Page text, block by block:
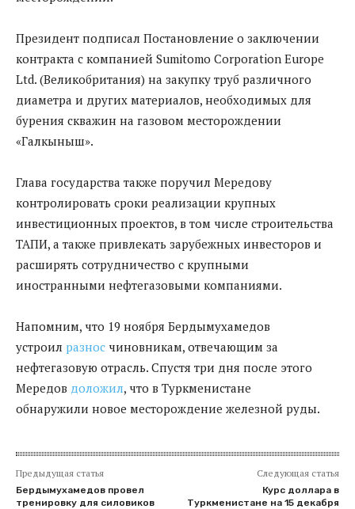
Президент подписал Постановление о заключении
контракта с компанией Sumitomo Corporation Europe
Ltd. (Великобритания) на закупку труб различного
диаметра и других материалов, необходимых для
бурения скважин на газовом месторождении
«Галкыныш».
Глава государства также поручил Мередову
контролировать сроки реализации крупных
инвестиционных проектов, в том числе строительства
ТАПИ, а также привлекать зарубежных инвесторов и
расширять сотрудничество с крупными
иностранными нефтегазовыми компаниями.
Напомним, что 19 ноября Бердымухамедов
устроил разнос чиновникам, отвечающим за
нефтегазовую отрасль. Спустя три дня после этого
Мередов доложил, что в Туркменистане
обнаружили новое месторождение железной руды.
Предыдущая статья
Бердымухамедов провел
тренировку для силовиков
Следующая статья
Курс доллара в
Туркменистане на 15 декабря